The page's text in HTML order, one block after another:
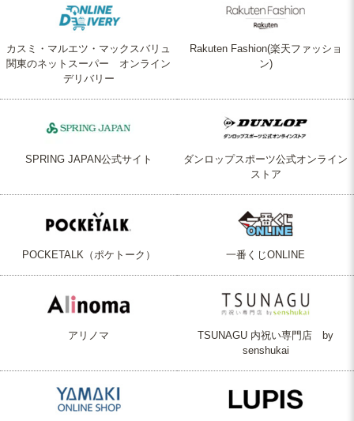
カスミ・マルエツ・マックスバリュ
関東のネットスーパー オンライン
デリバリー
Rakuten Fashion(楽天ファッショ
ン)
SPRING JAPAN公式サイト
ダンロップスポーツ公式オンライン
ストア
POCKETALK（ポケトーク） 一番くじONLINE
アリノマ
TSUNAGU 内祝い専門店 by
senshukai